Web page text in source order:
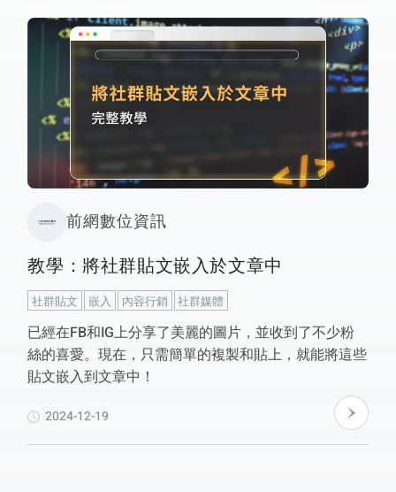
維護服務效率，讓網站排名更穩定成長！ 📈✨
前網數位資訊
教學：將社群貼文嵌入於文章中
社群貼文 嵌入 內容行銷 社群媒體
已經在FB和IG上分享了美麗的圖片，並收到了不少粉
絲的喜愛。現在，只需簡單的複製和貼上，就能將這些
貼文嵌入到文章中！
2024-12-19